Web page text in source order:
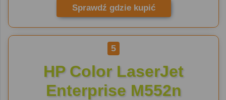
Sprawdź gdzie kupić
5
HP Color LaserJet
Enterprise M552n